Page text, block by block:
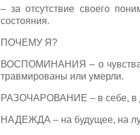
– за отсутствие своего
состояния.
ПОЧЕМУ Я?
ВОСПОМИНАНИЯ – о
травмированы или умерли.
РАЗОЧАРОВАНИЕ – в себе, в
НАДЕЖДА – на будущее, на